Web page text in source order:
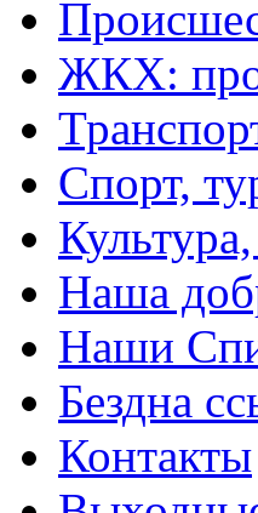
ЖКХ:
Спорт,
Наша
Наши
Бездна
Контакты